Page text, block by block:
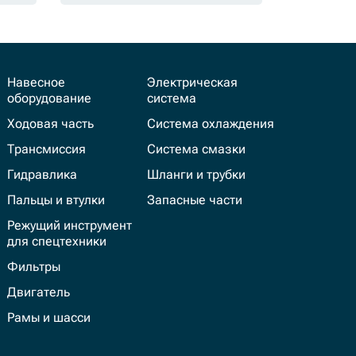
Навесное
оборудование
Ходовая часть
Трансмиссия
Гидравлика
Пальцы и втулки
Режущий инструмент
для спецтехники
Фильтры
Двигатель
Рамы и шасси
Электрическая
система
Система охлаждения
Система смазки
Шланги и трубки
Запасные части